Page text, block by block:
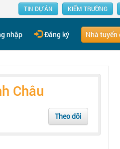
TIN DỰ ÁN KIẾM TRƯỜNG
nhập Đăng ký Nhà tuyển
Châu
Theo dõi